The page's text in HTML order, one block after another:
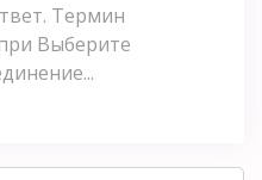
Термин
Выберите